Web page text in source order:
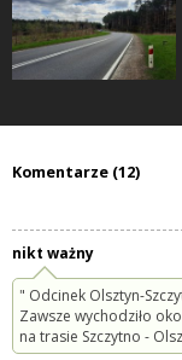
Komentarze (12)
nikt ważny
" Odcinek Olsztyn-
Zawsze wychodziło
na trasie Szczytno -